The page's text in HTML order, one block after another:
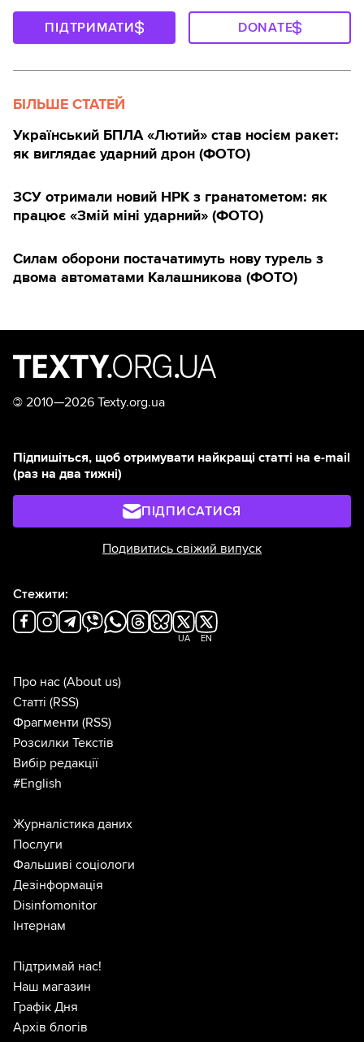
ПІДТРИМАТИ DONATE
БІЛЬШЕ СТАТЕЙ
Український БПЛА «Лютий» став носієм ракет:
як виглядає ударний дрон (ФОТО)
ЗСУ отримали новий НРК з гранатометом: як
працює «Змій міні ударний» (ФОТО)
Силам оборони постачатимуть нову турель з
двома автоматами Калашникова (ФОТО)
© 2010—2026 Texty.org.ua
Підпишіться, щоб отримувати найкращі статті на e-mail
(раз на два тижні)
ПІДПИСАТИСЯ
Подивитись свіжий випуск
Стежити:
UA EN
Про нас (About us)
Статті (RSS)
Фрагменти (RSS)
Розсилки Текстів
Вибір редакції
#English
Журналістика даних
Послуги
Фальшиві соціологи
Дезінформація
Disinfomonitor
Інтернам
Підтримай нас!
Наш магазин
Графік Дня
Архів блогів